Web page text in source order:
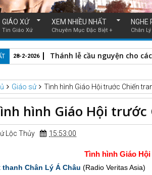
GIÁO XỨ
Tin Giáo Xứ
XEM NHIỀU NHẤT
Chuyên Mục Đặc Biệt +
NGHE
Chân
Thánh lễ cầu nguyện cho
28-2-2026
Giáo sử Tình hình Giáo Hội trước Chiến
hình Giáo Hội
Lộc Thủy 15:53:00
Tình hình Giáo
Chân Lý Á Châu (Radio Veritas Asia)